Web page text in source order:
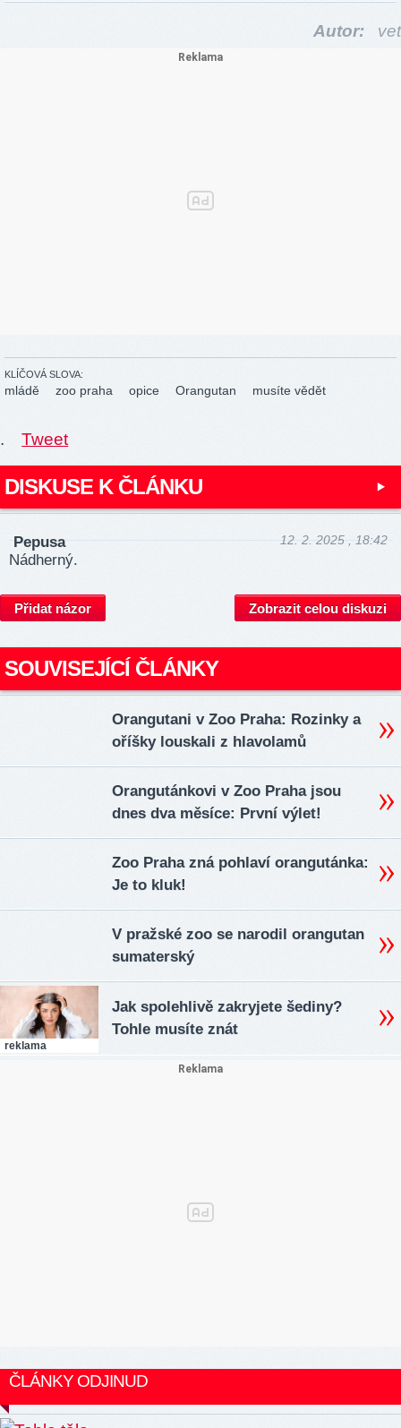
Autor: vet
KLÍČOVÁ SLOVA:
mládě zoo praha opice Orangutan musíte vědět
. Tweet
DISKUSE K ČLÁNKU
Pepusa 12. 2. 2025 , 18:42
Nádherný.
Přidat názor Zobrazit celou diskuzi
SOUVISEJÍCÍ ČLÁNKY
Orangutani v Zoo Praha: Rozinky a
oříšky louskali z hlavolamů
Orangutánkovi v Zoo Praha jsou
dnes dva měsíce: První výlet!
Zoo Praha zná pohlaví orangutánka:
Je to kluk!
V pražské zoo se narodil orangutan
sumaterský
reklama
Jak spolehlivě zakryjete šediny?
Tohle musíte znát
ČLÁNKY ODJINUD